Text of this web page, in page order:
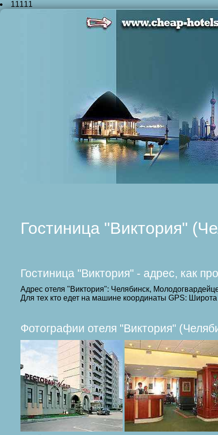
11111
Гостиница "Виктория"
Гостиница "Виктория" - адрес, как
Адрес отеля "Виктория": Челябинск,
Для тех кто едет на машине координаты GPS:
Фотографии отеля "Виктория"